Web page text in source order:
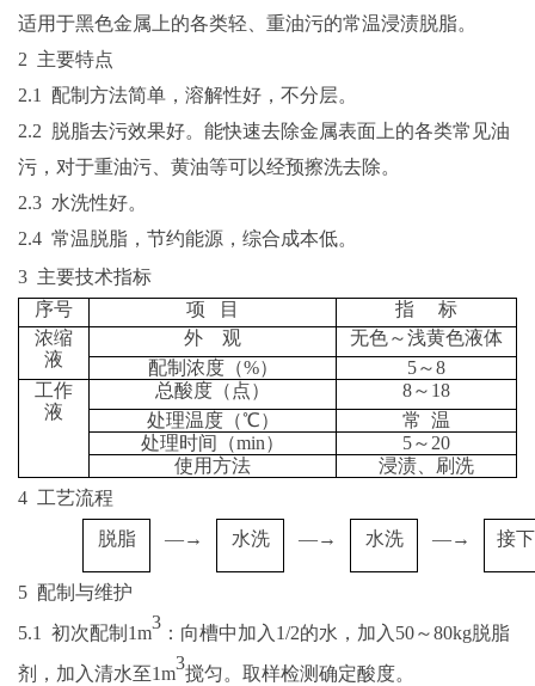
适用于黑色金属上的各类轻、重油污的常温浸渍脱脂。
2 主要特点
2.1 配制方法简单，溶解性好，不分层。
2.2 脱脂去污效果好。能快速去除金属表面上的各类常见油
污，对于重油污、黄油等可以经预擦洗去除。
2.3 水洗性好。
2.4 常温脱脂，节约能源，综合成本低。
3 主要技术指标
序号
项 目 指
标
浓缩
液
外 观
无色～浅黄色液体
配制浓度（%）
5～8
工作
液
总酸度（点）
8～18
处理温度（℃） 常 温
处理时间（min）
5～20
使用方法
浸渍、刷洗
4 工艺流程
脱脂
—→ 水洗 —→ 水洗 —→ 接
5 配制与维护
5.1 初次配制 1m
3
：向槽中加入1/2的水，加入50～80kg脱脂
剂，加入清水至1m
3
搅匀。取样检测确定酸度。